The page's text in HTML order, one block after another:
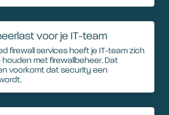
voor je IT-team
firewall services hoeft je IT-team zich
houden met firewallbeheer. Dat
voorkomt dat security een